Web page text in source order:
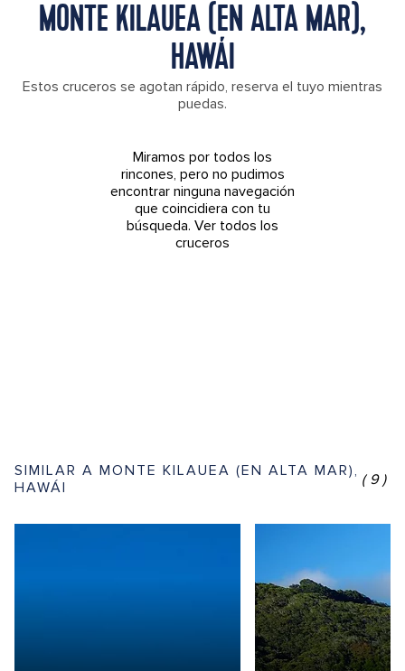
MONTE KILAUEA (EN ALTA MAR),
HAWÁI
Estos cruceros se agotan rápido, reserva el tuyo mientras
puedas.
Miramos por todos los
rincones, pero no pudimos
encontrar ninguna navegación
que coincidiera con tu
búsqueda. Ver todos los
cruceros
SIMILAR A MONTE KILAUEA (EN ALTA MAR),
HAWÁI
(9)